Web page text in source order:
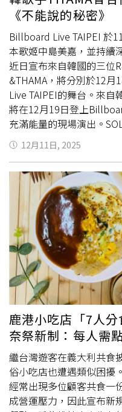
看到架上有荷包蛋，在老
老闆偷減肉量」、 「以前
一顆蛋煎成兩份我真的很
講的量會比一次講的多，
不是要兩次湯圓」。
《不能說的秘密》
Billboard Live TAIPEI 於
本歌姬中島美嘉，並持續
近日宣布來自韓國的三位
&THAMA，將分別於12
Live TAIPEI的舞台。來自
將在12月19日登上
充滿能量的現場演出。
目，代表作〈RIDE〉跟
跨流派的嘗試，持續著引
樂風，2017年出道後就
人合作，2021年的首張
（2021）得到韓國大眾
韓國嘻哈音樂獎「年度
台，SOLE表示很興奮，
氛圍；THAMA透露身邊
台灣很適合他，所以他
在一間很棒的火鍋餐廳，
則想鼓起勇氣挑戰「臭
獵，SOLE很喜歡〈月亮
跟旋律都非常優美，台灣
當折服9m88獨特的聲線。
生時期就相當喜歡電影《
出，兩人搶先預告將會翻
的詮釋下，絕對會給歌迷
國創作歌手，以柔和音色
12月11日, 2025
鹿港小吃店「7人
奈祭新制：每人需
繼台灣遊客在義大利共食
俗小吃店也遭遇類似困擾
經常出現多位顧客共食一
成營運壓力，因此宣布新